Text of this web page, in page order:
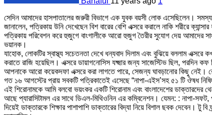
সেদিন আমাদের হাসপাতালের জরুরী বিভাগে এক যুবক বয়সী লোক এসেছিলেন।
জানালেন, পত্রিকায় উনি দেখেছেন বিশ বারের বেশি এক্সরে করালে নাকি শরীরে
পত্রিকায় পরিবেশন করে হুজুগে বাংগালীকে আরো হুজুগ তৈরীর সুযোগ দেয় আমাদের
ভয়ানক।
যাহোক, লোকটির স্বাস্থ্য সচেতনতা দেখে ধন্যবাদ দিলাম এবং বুঝিয়ে বললাম
করাতে রাজি হয়েছিল। এক্সরে ডায়াগনোসিস যক্ষ্মার জন্য সাজেস্টিভ ছিল, পরদিন
আপনাকে আরো কয়েকদফা এক্সরে করা লাগতে পারে, সেজন্য ঘাবড়ানোর কিছু নেই।
গত ১৬ আগস্টের প্রায় সবকটি পত্রিকাতেই এসেছে “নাপা-এইস’সহ ৫১ টি ঔষধ
এই শিরোনামকে আমি বলবো ভয়ংকর একটি শিরোনাম এবং বাংলাদেশের ডাক্তারদের
আছে প্যারাসিটামল এর সাথে ডিএল-মিথিওনিন এর কম্বিনেশন। যেমন: : নাপা-
দিয়েই ডাক্তারকে শিক্ষার পাশাপাশি ডাক্তারের বিদ্যা নিয়ে বিশাল ছবক দেবেন।